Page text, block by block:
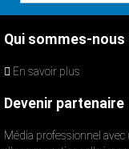
Qui sommes-nous
En savoir plus
Devenir partenaire
Média professionnel avec